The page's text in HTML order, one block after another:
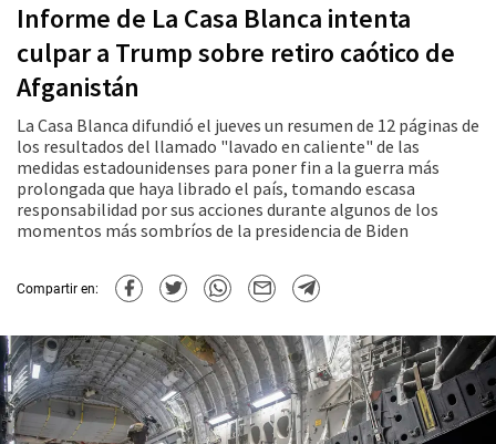
Informe de La Casa Blanca intenta
culpar a Trump sobre retiro caótico de
Afganistán
La Casa Blanca difundió el jueves un resumen de 12 páginas de
los resultados del llamado "lavado en caliente" de las
medidas estadounidenses para poner fin a la guerra más
prolongada que haya librado el país, tomando escasa
responsabilidad por sus acciones durante algunos de los
momentos más sombríos de la presidencia de Biden
Compartir en: